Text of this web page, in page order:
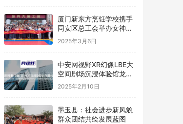
厦门新东方烹饪学校携手
同安区总工会举办女神节
烘焙体验活动
2025年3月6日
中安网视野XR幻像LBE大
空间剧场沉浸体验馆龙岩
上杭万达广场惊喜开业，
春节畅享沉浸式娱乐新体
2025年2月10日
墨玉县：社会进步新风貌
群众团结共绘发展蓝图